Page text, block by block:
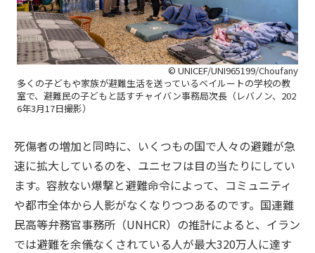
© UNICEF/UNI965199/Choufany
多くの子どもや家族が避難生活を送っているベイルートの学校の教
室で、避難民の子どもと話すチャイバン事務局次長（レバノン、202
6年3月17日撮影）
死傷者の増加と同時に、いくつもの国で人々の避難が急
速に拡大しているのを、ユニセフは目の当たりにしてい
ます。容赦ない爆撃と避難命令によって、コミュニティ
や都市全体から人影がなくなりつつあるのです。国連難
民高等弁務官事務所（UNHCR）の推計によると、イラン
では避難を余儀なくされている人が最大320万人に達す